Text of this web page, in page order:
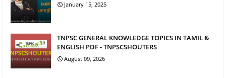
January 15, 2025
TNPSC GENERAL KNOWLEDGE TOPICS IN TAMIL &
ENGLISH PDF - TNPSCSHOUTERS
August 09, 2026